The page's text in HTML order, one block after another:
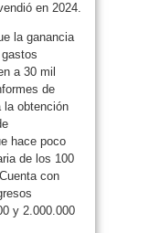
en 2024.
la ganancia
a 30 mil
de
la obtención
hace poco
de los 100
con
y 2.000.000